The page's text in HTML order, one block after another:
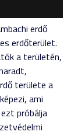
erdő
erdőterület.
a területén,
területe a
ami
próbálja